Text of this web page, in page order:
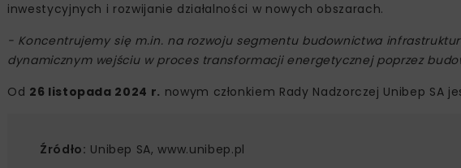
inwestycyjnych i rozwijanie działalności w nowych obszarach.
- Koncentrujemy się m.in. na rozwoju segmentu budownictwa
dynamicznym wejściu w proces transformacji energetycznej poprzez
Od 26 listopada 2024 r. nowym członkiem Rady Nadzorczej Unibep SA
Źródło: Unibep SA, www.unibep.pl